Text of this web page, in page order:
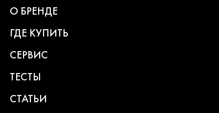
О БРЕНДЕ
ГДЕ КУПИТЬ
СЕРВИС
ТЕСТЫ
СТАТЬИ